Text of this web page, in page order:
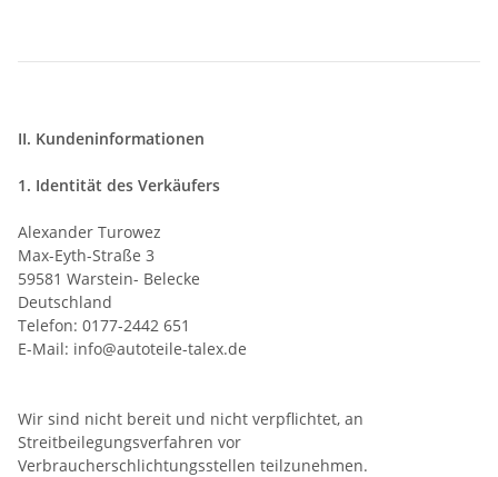
II. Kundeninformationen
1. Identität des Verkäufers
Alexander Turowez
Max-Eyth-Straße 3
59581 Warstein- Belecke
Deutschland
Telefon: 0177-2442 651
E-Mail: info@autoteile-talex.de
Wir sind nicht bereit und nicht verpflichtet, an
Streitbeilegungsverfahren vor
Verbraucherschlichtungsstellen teilzunehmen.